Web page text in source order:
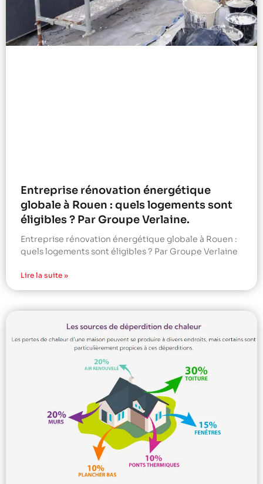
Entreprise rénovation énergétique
globale à Rouen : quels logements sont
éligibles ? Par Groupe Verlaine.
Entreprise rénovation énergétique globale à Rouen :
quels logements sont éligibles ? Par Groupe Verlaine
Lire la suite »